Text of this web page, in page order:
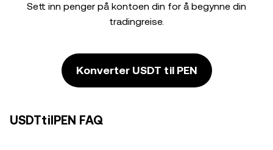
Sett inn penger på kontoen din for å begynne din
tradingreise.
Konverter USDT til PEN
USDTtilPEN FAQ